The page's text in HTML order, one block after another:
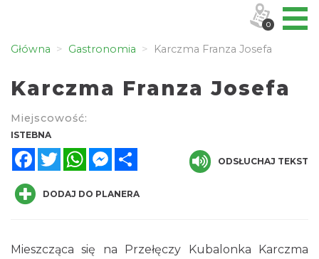
Główna Gastronomia Karczma Franza Josefa
Karczma Franza Josefa
Miejscowość:
ISTEBNA
FacebookTwitterWhatsAppMessenger
ODSŁUCHAJ TEKST
DODAJ DO PLANERA
Mieszcząca się na Przełęczy Kubalonka Karczma
0